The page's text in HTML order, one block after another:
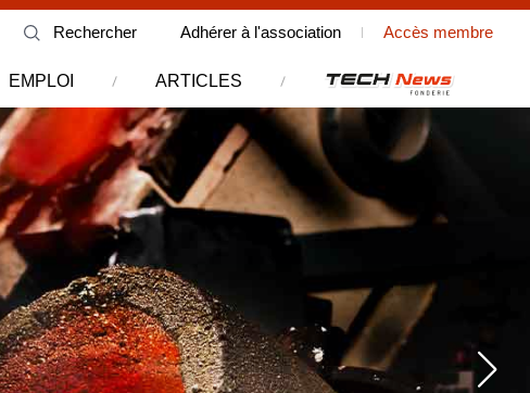
Rechercher
sur le site
Rechercher Adhérer à l'association Accès membre
EMPLOI ARTICLES